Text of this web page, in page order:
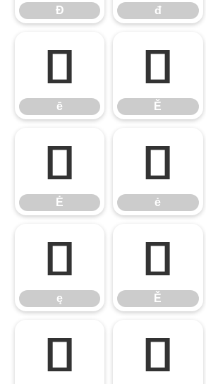
Đ đ
ē
ē
Ĕ
Ĕ
Ė
Ė
ė
ė
ę
ę
Ě
Ě
Ĝ ĝ